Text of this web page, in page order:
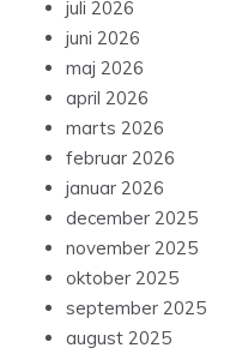
juli 2026
juni 2026
maj 2026
april 2026
marts 2026
februar 2026
januar 2026
december 2025
november 2025
oktober 2025
september 2025
august 2025